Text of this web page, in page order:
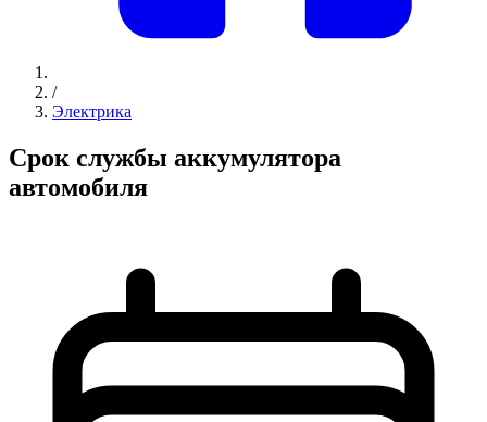
/
Электрика
Срок службы аккумулятора
автомобиля